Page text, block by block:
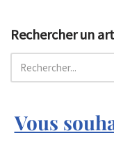
Rechercher un
Vous